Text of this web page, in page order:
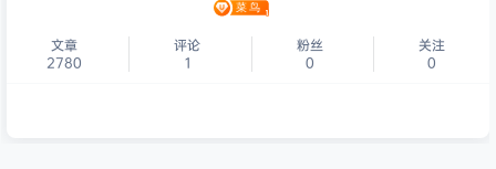
文章
2780
评论
1
粉丝
0
关注
0